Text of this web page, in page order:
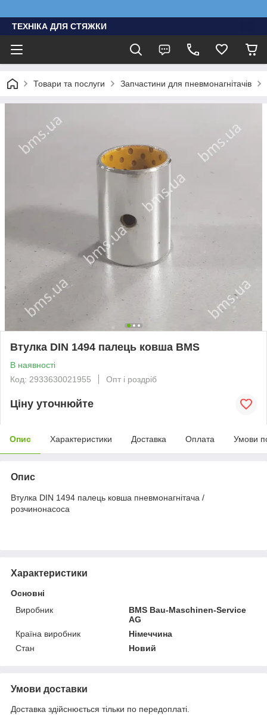
ТЕХНІКА ДЛЯ СТЯЖКИ
Товари та послуги Запчастини для пневмонагнітачів
Втулка DIN 1494 палець ковша BMS
В наявності
Код: 2933630021955
Опт і роздріб
Ціну уточнюйте
Опис Характеристики Доставка Оплата Умови
Опис
Втулка DIN 1494 палець ковша пневмонагнітача /
розчинонасоса
Характеристики
Основні
Виробник
BMS Bau-Maschinen-Service
AG
Країна виробник
Німеччина
Стан
Новий
Умови доставки
Доставка здійснюється тільки по передоплаті.